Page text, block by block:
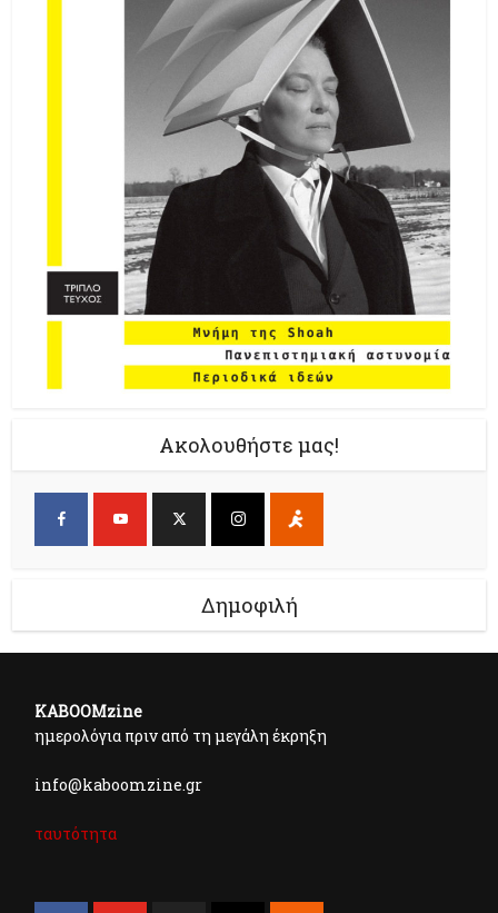
Ακολουθήστε μας!
Δημοφιλή
KABOOMzine
ημερολόγια πριν από τη μεγάλη έκρηξη
info@kaboomzine.gr
ταυτότητα